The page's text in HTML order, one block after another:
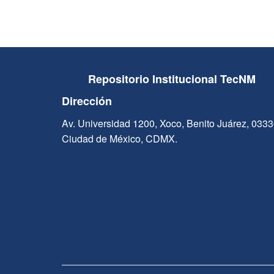
Repositorio Institucional TecNM
Dirección
Av. Universidad 1200, Xoco, Benito Juárez,
Ciudad de México, CDMX.